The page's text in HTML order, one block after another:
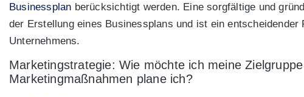
Businessplan berücksichtigt werden. Eine sorgfältige und
der Erstellung eines Businessplans und ist ein
Unternehmens.
Marketingstrategie: Wie möchte ich meine
Marketingmaßnahmen plane ich?